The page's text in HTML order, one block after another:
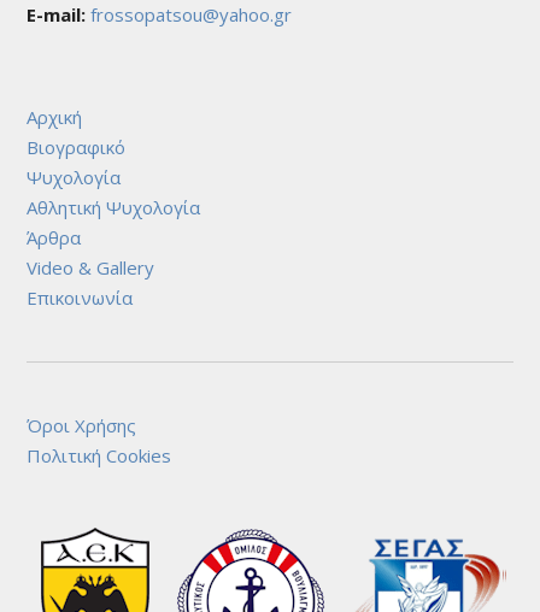
E-mail:frossopatsou@yahoo.gr
Αρχική
Βιογραφικό
Ψυχολογία
Αθλητική Ψυχολογία
Άρθρα
Video & Gallery
Επικοινωνία
Όροι Χρήσης
Πολιτική Cookies